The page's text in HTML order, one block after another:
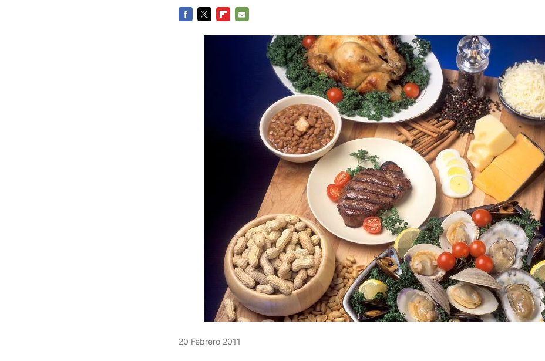
20 Febrero 2011